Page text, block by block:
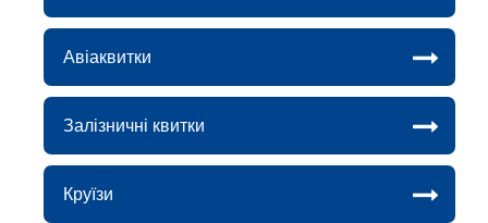
Авіаквитки
Залізничні квитки
Круїзи